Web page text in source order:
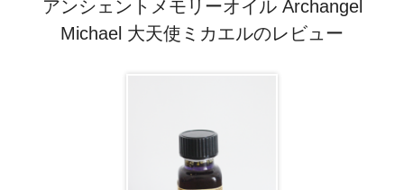
アンシェントメモリーオイル Archangel
Michael 大天使ミカエルのレビュー